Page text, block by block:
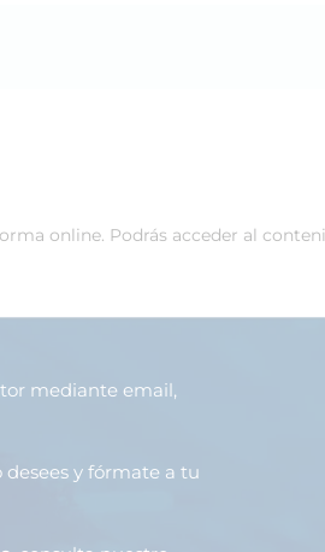
online. Podrás acceder al
mediante email,
desees y fórmate a tu